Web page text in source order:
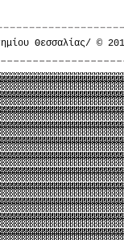
Θεσσαλίας/ ©